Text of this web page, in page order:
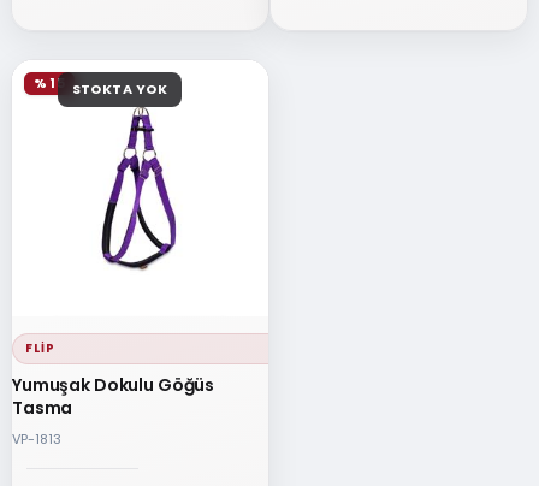
STOKTA YOK
FLIP
Yumuşak Dokulu Göğüs
Tasma
VP-1813
% 15